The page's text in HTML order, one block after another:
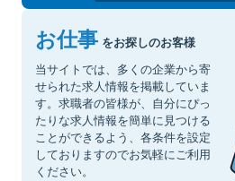
０９２－４７４－２４７１
FAX
：
０９２－４７４－２４８５
担当者
：
お仕事 をお探しのお客様
当サイトでは、多くの企業から寄
せられた求人情報を掲載していま
す。求職者の皆様が、自分にぴっ
たりな求人情報を簡単に見つける
ことができるよう、各条件を設定
しておりますのでお気軽にご利用
ください。